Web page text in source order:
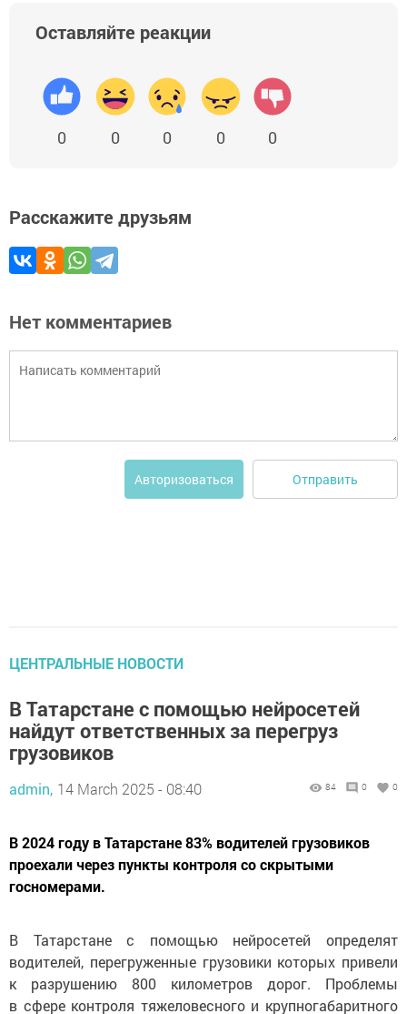
Оставляйте реакции
0 0 0 0 0
Расскажите друзьям
Нет комментариев
Авторизоваться Отправить
ЦЕНТРАЛЬНЫЕ НОВОСТИ
В Татарстане с помощью нейросетей
найдут ответственных за перегруз
грузовиков
admin, 14 March 2025 - 08:40 84 0 0
В 2024 году в Татарстане 83% водителей грузовиков
проехали через пункты контроля со скрытыми
госномерами.
В Татарстане с помощью нейросетей определят
водителей, перегруженные грузовики которых привели
к разрушению 800 километров дорог. Проблемы
в сфере контроля тяжеловесного и крупногабаритного